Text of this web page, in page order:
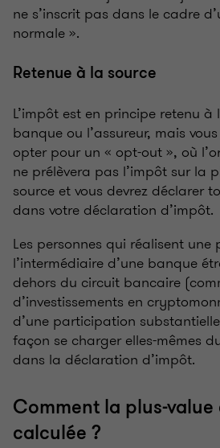
ne s’inscrit pas dans le cadre
normale ».
Retenue à la source
L’impôt est en principe retenu
banque ou l’assureur, mais
opter pour un « opt-out », où
ne prélèvera pas l’impôt sur la
source et vous devrez déclarer
dans votre déclaration d’impôt.
Les personnes qui réalisent une
l’intermédiaire d’une banque
dehors du circuit bancaire
d’investissements en
d’une participation
façon se charger elles-mêmes
dans la déclaration d’impôt.
Comment la plus-value
calculée ?